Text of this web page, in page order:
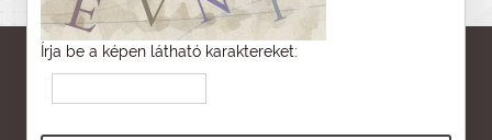
Írja be a képen látható karaktereket: